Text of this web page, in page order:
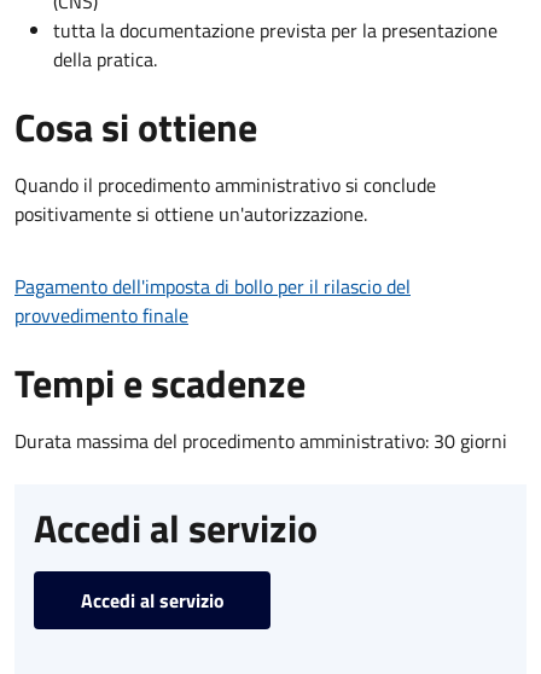
tutta la documentazione prevista per la presentazione
della pratica.
Cosa si ottiene
Quando il procedimento amministrativo si conclude
positivamente si ottiene un'autorizzazione.
Pagamento dell'imposta di bollo per il rilascio del
provvedimento finale
Tempi e scadenze
Durata massima del procedimento amministrativo: 30 giorni
Accedi al servizio
Accedi al servizio